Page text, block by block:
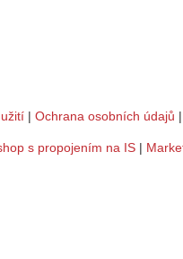
| Ochrana osobních údajů
s propojením na IS |